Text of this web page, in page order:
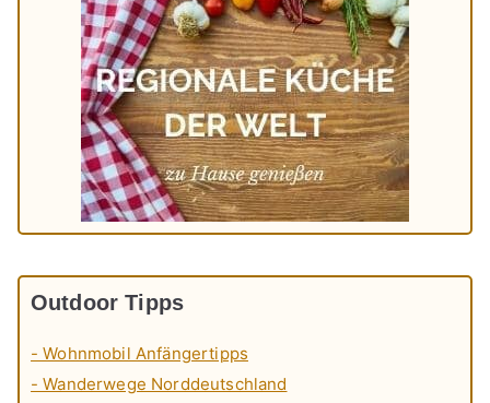
Outdoor Tipps
- Wohnmobil Anfängertipps
- Wanderwege Norddeutschland